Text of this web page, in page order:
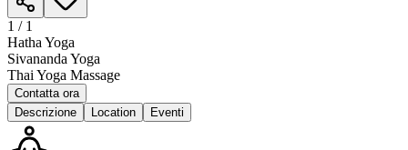
1 / 1
Hatha Yoga
Sivananda Yoga
Thai Yoga Massage
Contatta ora
Descrizione
Location Eventi